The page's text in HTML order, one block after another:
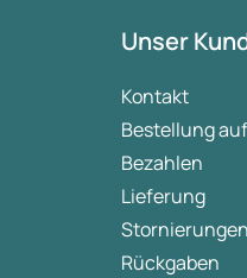
Unser
Kontakt
Bestellung
Bezahlen
Lieferung
Rückgaben